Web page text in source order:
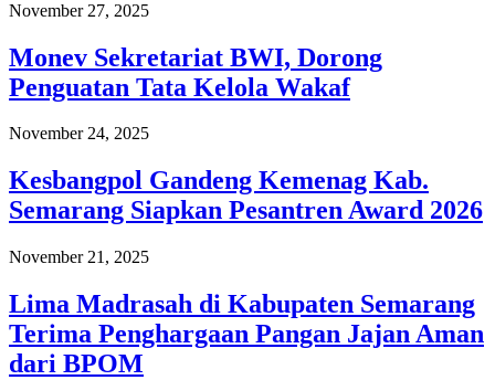
November 27, 2025
Monev Sekretariat BWI, Dorong
Penguatan Tata Kelola Wakaf
November 24, 2025
Kesbangpol Gandeng Kemenag Kab.
Semarang Siapkan Pesantren Award 2026
November 21, 2025
Lima Madrasah di Kabupaten Semarang
Terima Penghargaan Pangan Jajan Aman
dari BPOM